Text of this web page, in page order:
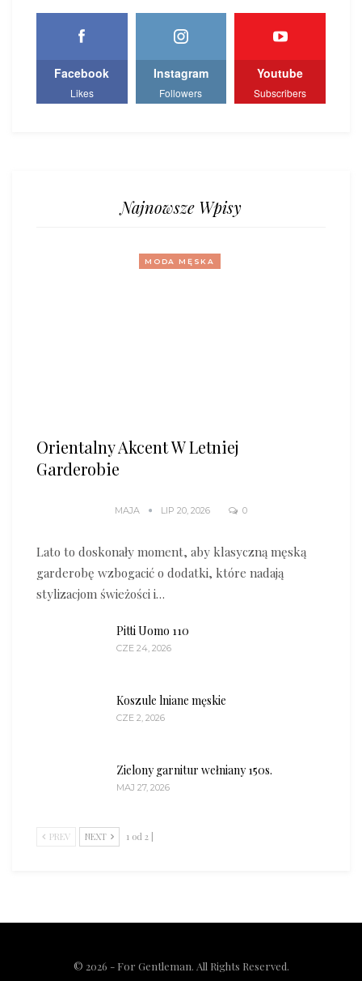
Facebook
Likes
Instagram
Followers
Youtube
Subscribers
Najnowsze Wpisy
MODA MĘSKA
Orientalny Akcent W Letniej
Garderobie
MAJA LIP 20, 2026 0
Lato to doskonały moment, aby klasyczną męską
garderobę wzbogacić o dodatki, które nadają
stylizacjom świeżości i…
Pitti Uomo 110
CZE 24, 2026
Koszule lniane męskie
CZE 2, 2026
Zielony garnitur wełniany 150s.
MAJ 27, 2026
PREV NEXT 1 od 2 |
© 2026 - For Gentleman. All Rights Reserved.